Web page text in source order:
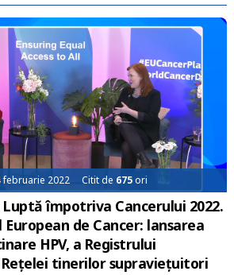
februarie 2022 Citit de 675ori
împotriva Cancerului 2022.
European de Cancer: lansarea
HPV, a Registrului
tinerilor supraviețuitori